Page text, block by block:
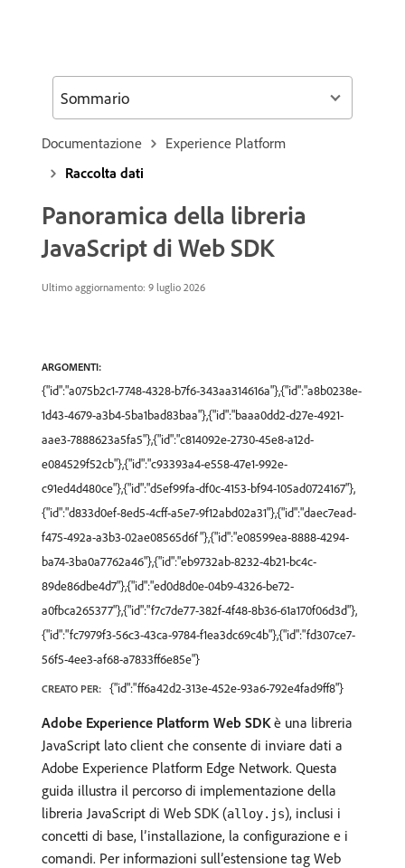
Documentazione
Experience Platform
Raccolta dati
Panoramica della libreria
JavaScript di Web SDK
Ultimo aggiornamento: 9 luglio 2026
ARGOMENTI:
{"id":"a075b2c1-7748-4328-b7f6-343aa314616a"},{"id":"a8b0238e-
1d43-4679-a3b4-5ba1bad83baa"},{"id":"baaa0dd2-d27e-4921-
aae3-7888623a5fa5"},{"id":"c814092e-2730-45e8-a12d-
e084529f52cb"},{"id":"c93393a4-e558-47e1-992e-
c91ed4d480ce"},{"id":"d5ef99fa-df0c-4153-bf94-105ad0724167"},
{"id":"d833d0ef-8ed5-4cff-a5e7-9f12abd02a31"},{"id":"daec7ead-
f475-492a-a3b3-02ae08565d6f"},{"id":"e08599ea-8888-4294-
ba74-3ba0a7762a46"},{"id":"eb9732ab-8232-4b21-bc4c-
89de86dbe4d7"},{"id":"ed0d8d0e-04b9-4326-be72-
a0fbca265377"},{"id":"f7c7de77-382f-4f48-8b36-61a170f06d3d"},
{"id":"fc7979f3-56c3-43ca-9784-f1ea3dc69c4b"},{"id":"fd307ce7-
56f5-4ee3-af68-a7833ff6e85e"}
CREATO PER: {"id":"ff6a42d2-313e-452e-93a6-792e4fad9ff8"}
Adobe Experience Platform Web SDKè una libreria
JavaScript lato client che consente di inviare dati a
Adobe Experience Platform Edge Network. Questa
guida illustra il percorso di implementazione della
libreria JavaScript di Web SDK (alloy.js), inclusi i
concetti di base, l’installazione, la configurazione e i
comandi. Per informazioni sull’estensione tag Web
Sommario